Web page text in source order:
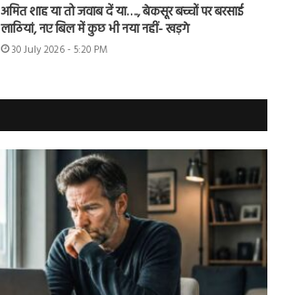
अमित शाह या तो जवाब दें या…., बेकसूर बच्चों पर बरसाई
लाठियां, नए बिल में कुछ भी नया नहीं- खड़गे
30 July 2026 - 5:20 PM